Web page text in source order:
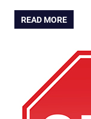
READ MORE